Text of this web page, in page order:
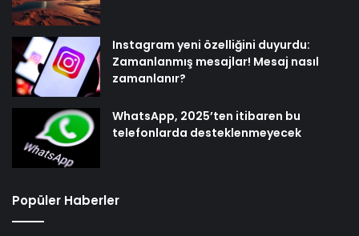
Instagram yeni özelliğini duyurdu:
Zamanlanmış mesajlar! Mesaj nasıl
zamanlanır?
WhatsApp, 2025’ten itibaren bu
telefonlarda desteklenmeyecek
Popüler Haberler